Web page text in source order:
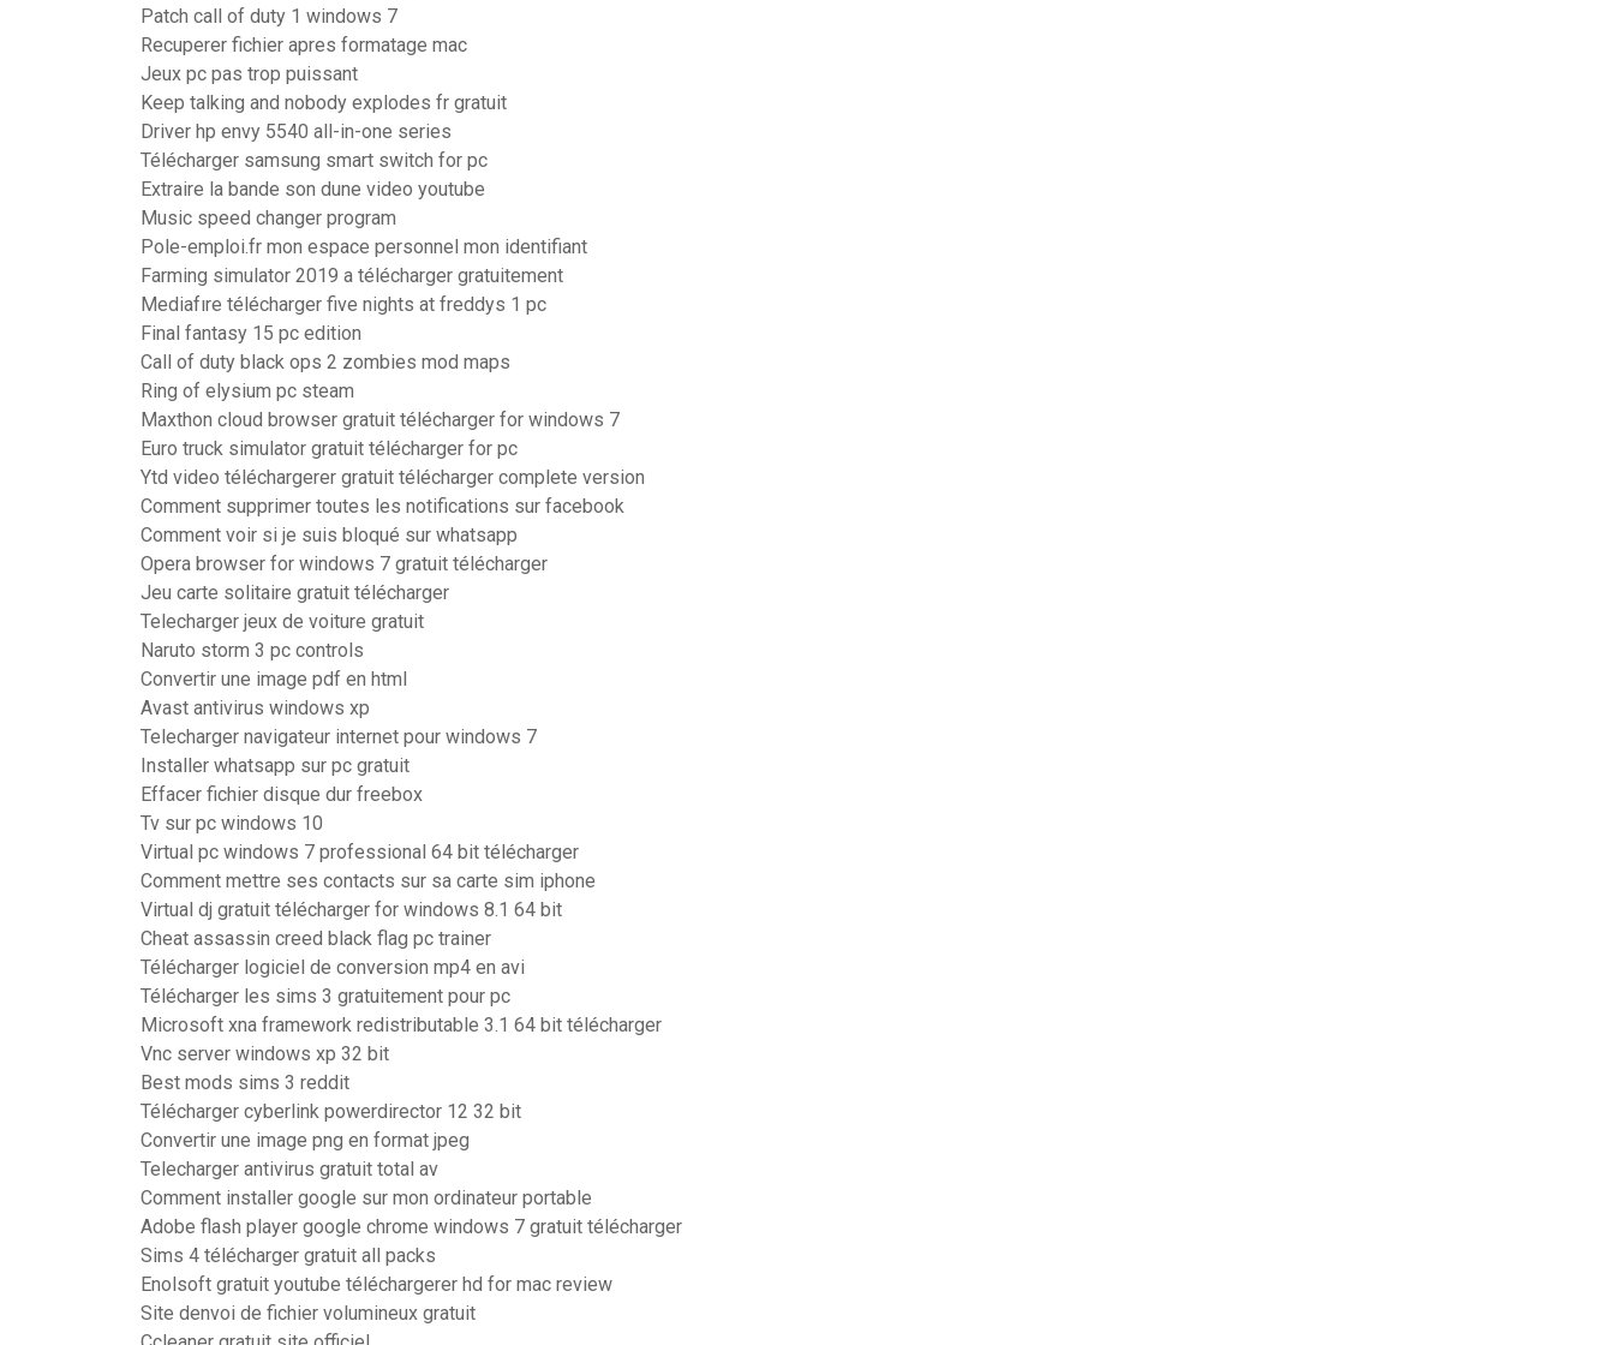
Patch call of duty 1 windows 7
Recuperer fichier apres formatage mac
Jeux pc pas trop puissant
Keep talking and nobody explodes fr gratuit
Driver hp envy 5540 all-in-one series
Télécharger samsung smart switch for pc
Extraire la bande son dune video youtube
Music speed changer program
Pole-emploi.fr mon espace personnel mon identifiant
Farming simulator 2019 a télécharger gratuitement
Mediafıre télécharger five nights at freddys 1 pc
Final fantasy 15 pc edition
Call of duty black ops 2 zombies mod maps
Ring of elysium pc steam
Maxthon cloud browser gratuit télécharger for windows 7
Euro truck simulator gratuit télécharger for pc
Ytd video téléchargerer gratuit télécharger complete version
Comment supprimer toutes les notifications sur facebook
Comment voir si je suis bloqué sur whatsapp
Opera browser for windows 7 gratuit télécharger
Jeu carte solitaire gratuit télécharger
Telecharger jeux de voiture gratuit
Naruto storm 3 pc controls
Convertir une image pdf en html
Avast antivirus windows xp
Telecharger navigateur internet pour windows 7
Installer whatsapp sur pc gratuit
Effacer fichier disque dur freebox
Tv sur pc windows 10
Virtual pc windows 7 professional 64 bit télécharger
Comment mettre ses contacts sur sa carte sim iphone
Virtual dj gratuit télécharger for windows 8.1 64 bit
Cheat assassin creed black flag pc trainer
Télécharger logiciel de conversion mp4 en avi
Télécharger les sims 3 gratuitement pour pc
Microsoft xna framework redistributable 3.1 64 bit télécharger
Vnc server windows xp 32 bit
Best mods sims 3 reddit
Télécharger cyberlink powerdirector 12 32 bit
Convertir une image png en format jpeg
Telecharger antivirus gratuit total av
Comment installer google sur mon ordinateur portable
Adobe flash player google chrome windows 7 gratuit télécharger
Sims 4 télécharger gratuit all packs
Enolsoft gratuit youtube téléchargerer hd for mac review
Site denvoi de fichier volumineux gratuit